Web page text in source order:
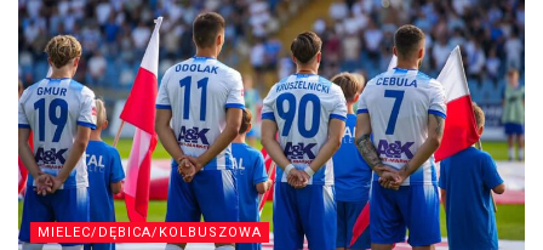
MIELEC/DĘBICA/KOLBUSZOWA